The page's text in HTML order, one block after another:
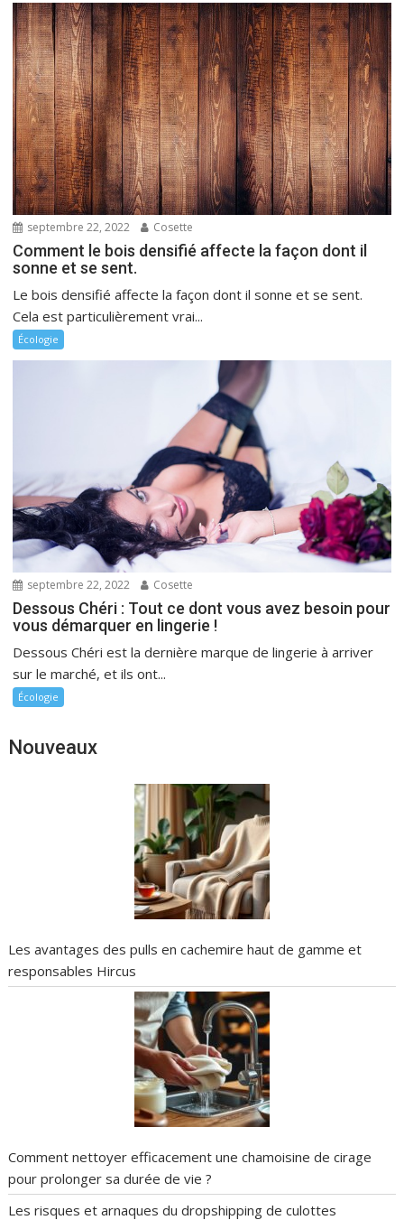
septembre 22, 2022 Cosette
Comment le bois densifié affecte la façon dont il
sonne et se sent.
Le bois densifié affecte la façon dont il sonne et se sent.
Cela est particulièrement vrai...
Écologie
septembre 22, 2022 Cosette
Dessous Chéri : Tout ce dont vous avez besoin pour
vous démarquer en lingerie !
Dessous Chéri est la dernière marque de lingerie à arriver
sur le marché, et ils ont...
Écologie
Nouveaux
Les avantages des pulls en cachemire haut de gamme et
responsables Hircus
Comment nettoyer efficacement une chamoisine de cirage
pour prolonger sa durée de vie ?
Les risques et arnaques du dropshipping de culottes